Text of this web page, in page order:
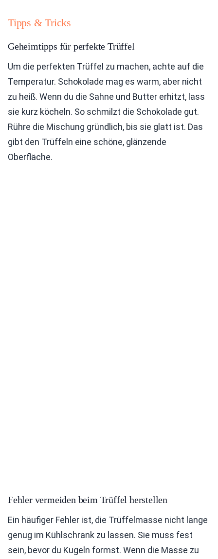
Tipps & Tricks
Geheimtipps für perfekte Trüffel
Um die perfekten Trüffel zu machen, achte auf die
Temperatur. Schokolade mag es warm, aber nicht
zu heiß. Wenn du die Sahne und Butter erhitzt, lass
sie kurz köcheln. So schmilzt die Schokolade gut.
Rühre die Mischung gründlich, bis sie glatt ist. Das
gibt den Trüffeln eine schöne, glänzende
Oberfläche.
Fehler vermeiden beim Trüffel herstellen
Ein häufiger Fehler ist, die Trüffelmasse nicht lange
genug im Kühlschrank zu lassen. Sie muss fest
sein, bevor du Kugeln formst. Wenn die Masse zu